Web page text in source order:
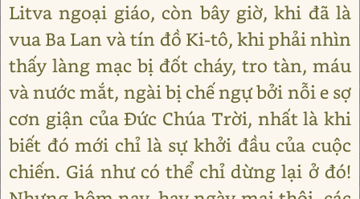
Litva ngoại giáo, còn bây giờ, khi đã là
vua Ba Lan và tín đồ Ki-tô, khi phải nhìn
thấy làng mạc bị đốt cháy, tro tàn, máu
và nước mắt, ngài bị chế ngự bởi nỗi e sợ
cơn giận của Đức Chúa Trời, nhất là khi
biết đó mới chỉ là sự khởi đầu của cuộc
chiến. Giá như có thể chỉ dừng lại ở đó!